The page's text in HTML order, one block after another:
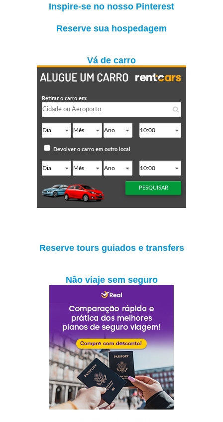
Inspire-se no nosso Pinterest
Reserve sua hospedagem
Vá de carro
Reserve tours guiados e transfers
Não viaje sem seguro